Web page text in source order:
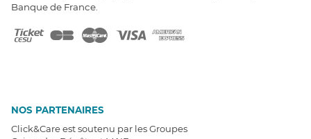
Banque de France.
NOS PARTENAIRES
Click&Care est soutenu par les Groupes